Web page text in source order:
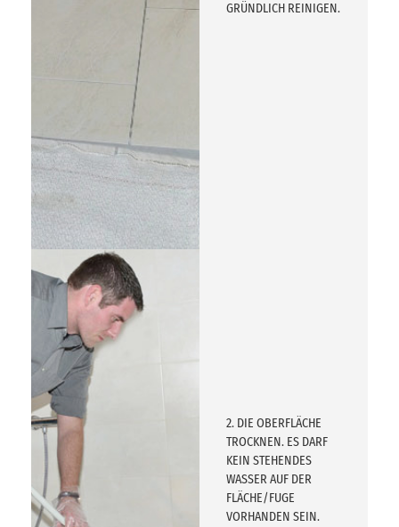
GRÜNDLICH REINIGEN.
2. DIE OBERFLÄCHE
TROCKNEN. ES DARF
KEIN STEHENDES
WASSER AUF DER
FLÄCHE/FUGE
VORHANDEN SEIN.